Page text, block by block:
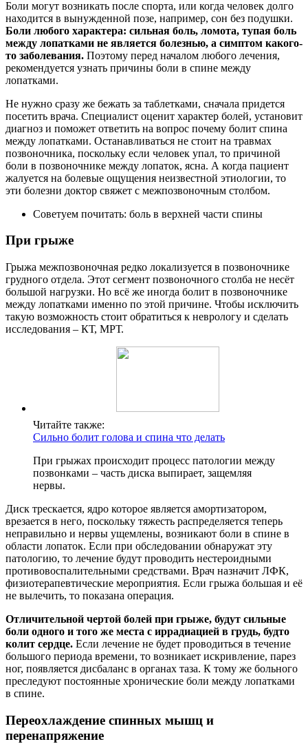
Боли могут возникать после спорта, или когда человек долго
находится в вынужденной позе, например, сон без подушки.
Боли любого характера: сильная боль, ломота, тупая боль
между лопатками не является болезнью, а симптом какого-
то заболевания. Поэтому перед началом любого лечения,
рекомендуется узнать причины боли в спине между
лопатками.
Не нужно сразу же бежать за таблетками, сначала придется
посетить врача. Специалист оценит характер болей, установит
диагноз и поможет ответить на вопрос почему болит спина
между лопатками. Останавливаться не стоит на травмах
позвоночника, поскольку если человек упал, то причиной
боли в позвоночнике между лопаток, ясна. А когда пациент
жалуется на болевые ощущения неизвестной этиологии, то
эти болезни доктор свяжет с межпозвоночным столбом.
Советуем почитать: боль в верхней части спины
При грыже
Грыжа межпозвоночная редко локализуется в позвоночнике
грудного отдела. Этот сегмент позвоночного столба не несёт
большой нагрузки. Но всё же иногда болит в позвоночнике
между лопатками именно по этой причине. Чтобы исключить
такую возможность стоит обратиться к неврологу и сделать
исследования – КТ, МРТ.
Читайте также:
Сильно болит голова и спина что делать
При грыжах происходит процесс патологии между
позвонками – часть диска выпирает, защемляя
нервы.
Диск трескается, ядро которое является амортизатором,
врезается в него, поскольку тяжесть распределяется теперь
неправильно и нервы ущемлены, возникают боли в спине в
области лопаток. Если при обследовании обнаружат эту
патологию, то лечение будут проводить нестероидными
противовоспалительными средствами. Врач назначит ЛФК,
физиотерапевтические мероприятия. Если грыжа большая и её
не вылечить, то показана операция.
Отличительной чертой болей при грыже, будут сильные
боли одного и того же места с иррадиацией в грудь, будто
колит сердце. Если лечение не будет проводиться в течение
большого периода времени, то возникает искривление, парез
ног, появляется дисбаланс в органах таза. К тому же больного
преследуют постоянные хронические боли между лопатками
в спине.
Переохлаждение спинных мышц и
перенапряжение